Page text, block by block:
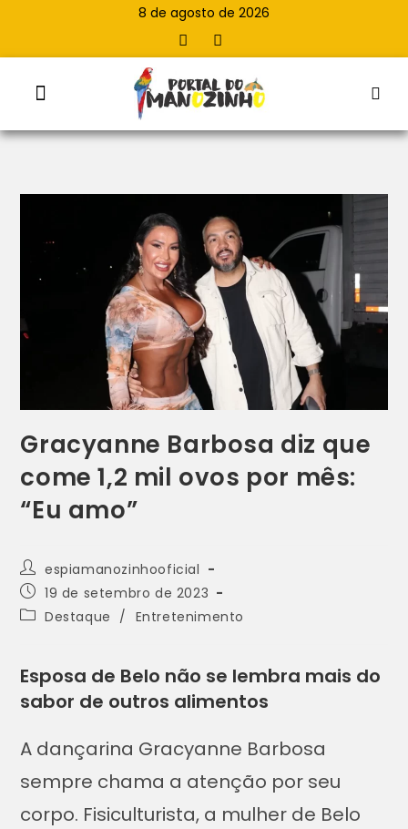
8 de agosto de 2026
Gracyanne Barbosa diz que
come 1,2 mil ovos por mês:
“Eu amo”
espiamanozinhooficial
19 de setembro de 2023
Destaque / Entretenimento
Esposa de Belo não se lembra mais do
sabor de outros alimentos
A dançarina Gracyanne Barbosa
sempre chama a atenção por seu
corpo. Fisiculturista, a mulher de Belo